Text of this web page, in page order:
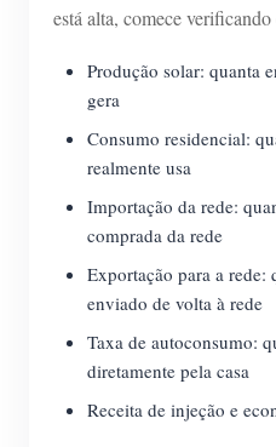
está alta, comece verificando
Produção solar: quanta
gera
Consumo residencial:
realmente usa
Importação da rede:
comprada da rede
Exportação para a rede:
enviado de volta à rede
Taxa de autoconsumo:
diretamente pela casa
Receita de injeção e